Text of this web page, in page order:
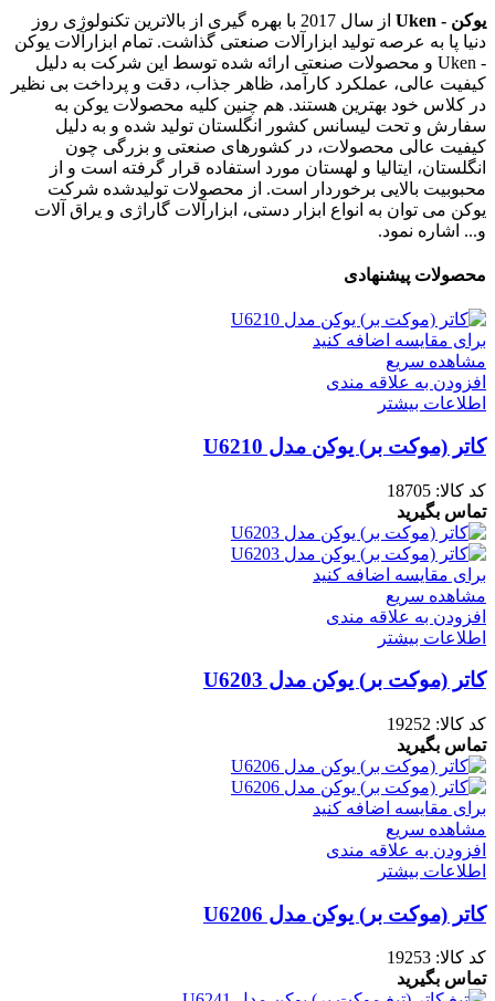
یوکن - Uken
از سال 2017 با بهره گیری از بالاترین تکنولوژی روز
دنیا پا به عرصه تولید ابزارآلات صنعتی گذاشت. تمام ابزارآلات یوکن
- Uken و محصولات صنعتی ارائه شده توسط این شرکت به دلیل
کیفیت عالی، عملکرد کارآمد، ظاهر جذاب، دقت و پرداخت بی نظیر
در کلاس خود بهترین هستند. هم چنین کلیه محصولات یوکن به
سفارش و تحت لیسانس کشور انگلستان تولید شده و به دلیل
کیفیت عالی محصولات، در کشورهای صنعتی و بزرگی چون
انگلستان، ایتالیا و لهستان مورد استفاده قرار گرفته است و از
محبوبیت بالایی برخوردار است. از محصولات تولیدشده شرکت
یوکن می توان به انواع ابزار دستی، ابزارآلات گاراژی و یراق آلات
و... اشاره نمود.
محصولات پیشنهادی
برای مقایسه اضافه کنید
مشاهده سریع
افزودن به علاقه مندی
اطلاعات بیشتر
کاتر (موکت بر) یوکن مدل U6210
کد کالا: 18705
تماس بگیرید
برای مقایسه اضافه کنید
مشاهده سریع
افزودن به علاقه مندی
اطلاعات بیشتر
کاتر (موکت بر) یوکن مدل U6203
کد کالا: 19252
تماس بگیرید
برای مقایسه اضافه کنید
مشاهده سریع
افزودن به علاقه مندی
اطلاعات بیشتر
کاتر (موکت بر) یوکن مدل U6206
کد کالا: 19253
تماس بگیرید